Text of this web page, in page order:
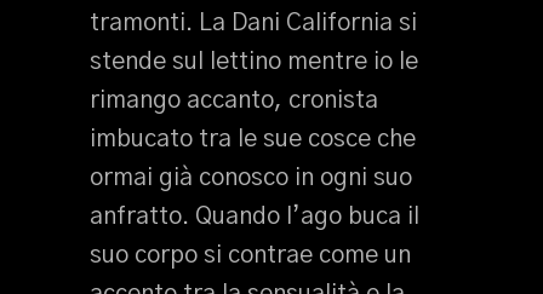
tramonti. La Dani California si
stende sul lettino mentre io le
rimango accanto, cronista
imbucato tra le sue cosce che
ormai già conosco in ogni suo
anfratto. Quando l’ago buca il
suo corpo si contrae come un